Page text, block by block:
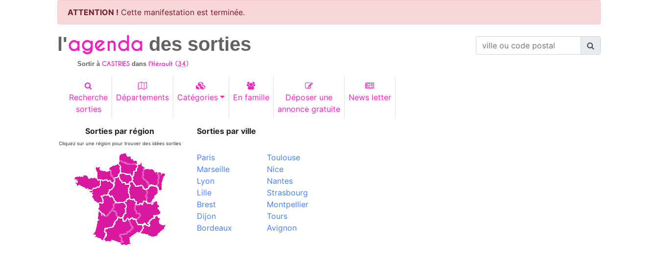
ATTENTION ! Cette manifestation est terminée.
l'agenda des sorties
Sortir àCASTRIES dans l'Hérault (34)
Recherche
sorties
Départements Catégories En famille
Déposer une
annonce gratuite
News letter
Sorties par région
Cliquez sur une région pour trouver des idées sorties
Sorties par ville
Paris
Marseille
Lyon
Lille
Brest
Dijon
Bordeaux
Toulouse
Nice
Nantes
Strasbourg
Montpellier
Tours
Avignon